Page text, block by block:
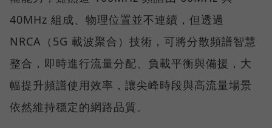
40MHz 組成、物理位置並不連續，但透過
NRCA（5G 載波聚合）技術，可將分散頻譜智慧
整合，即時進行流量分配、負載平衡與備援，大
幅提升頻譜使用效率，讓尖峰時段與高流量場景
依然維持穩定的網路品質。